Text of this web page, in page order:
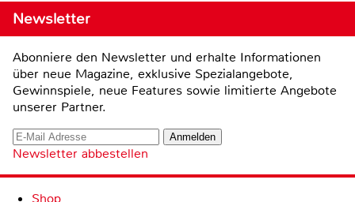
Newsletter
Abonniere den Newsletter und erhalte Informationen
über neue Magazine, exklusive Spezialangebote,
Gewinnspiele, neue Features sowie limitierte Angebote
unserer Partner.
Newsletter abbestellen
Shop